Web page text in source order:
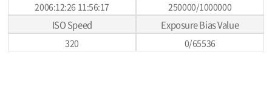
2006:12:26 11:56:17 250000/1000000
ISO Speed
320
Exposure Bias Value
0/65536